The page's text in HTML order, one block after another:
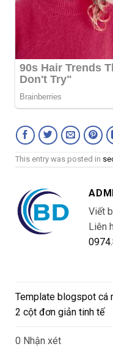
This entry was posted in
Viết
Liên
Template blogspot cá
2 cột đơn giản tinh tế
0 Nhận xét